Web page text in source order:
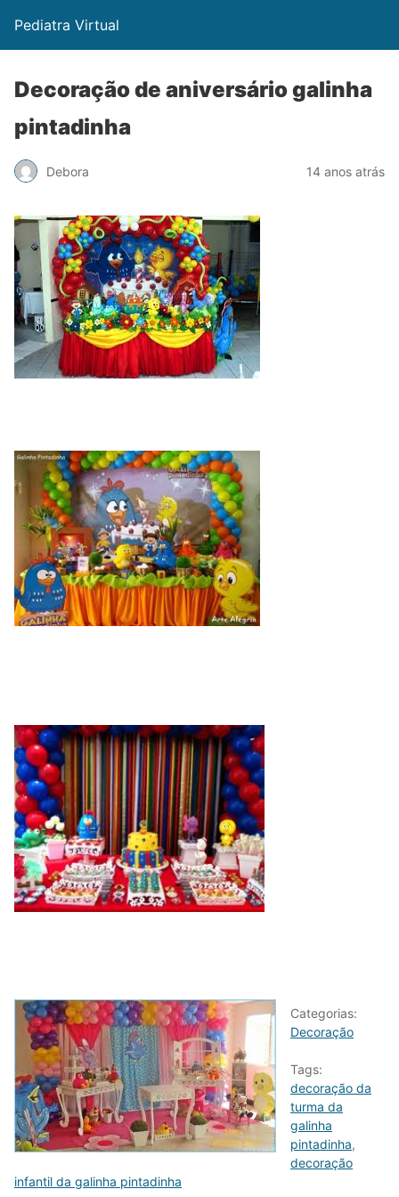
Pediatra Virtual
Decoração de aniversário galinha
pintadinha
Debora 14 anos atrás
Categorias:
Decoração
Tags:
decoração da
turma da
galinha
pintadinha,
decoração
infantil da galinha pintadinha